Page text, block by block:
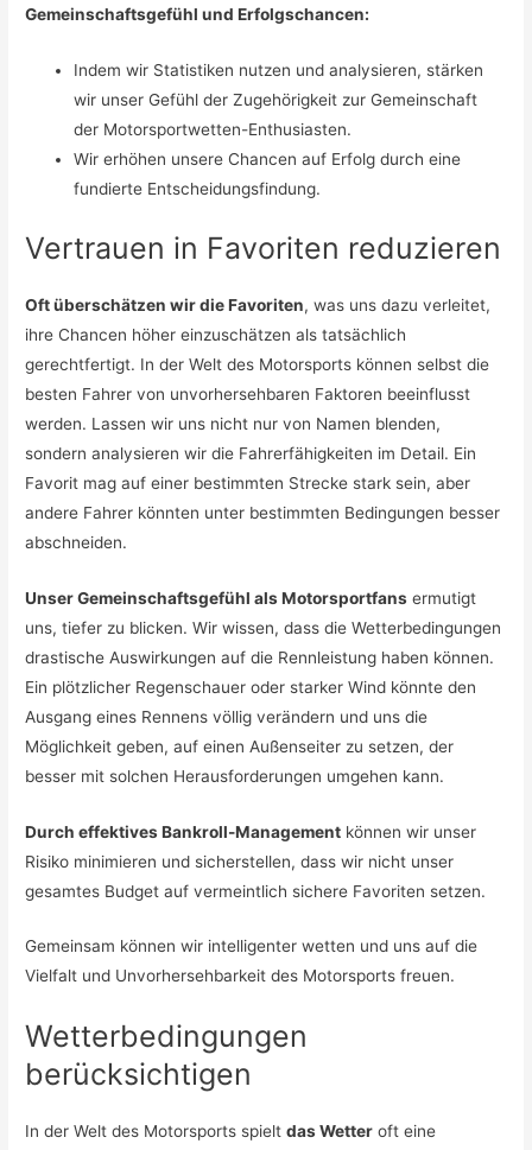
Gemeinschaftsgefühl und Erfolgschancen:
Indem wir Statistiken nutzen und analysieren, stärken
wir unser Gefühl der Zugehörigkeit zur Gemeinschaft
der Motorsportwetten-Enthusiasten.
Wir erhöhen unsere Chancen auf Erfolg durch eine
fundierte Entscheidungsfindung.
Vertrauen in Favoriten reduzieren
Oft überschätzen wir die Favoriten, was uns dazu verleitet,
ihre Chancen höher einzuschätzen als tatsächlich
gerechtfertigt. In der Welt des Motorsports können selbst die
besten Fahrer von unvorhersehbaren Faktoren beeinflusst
werden. Lassen wir uns nicht nur von Namen blenden,
sondern analysieren wir die Fahrerfähigkeiten im Detail. Ein
Favorit mag auf einer bestimmten Strecke stark sein, aber
andere Fahrer könnten unter bestimmten Bedingungen besser
abschneiden.
Unser Gemeinschaftsgefühl als Motorsportfans ermutigt
uns, tiefer zu blicken. Wir wissen, dass die Wetterbedingungen
drastische Auswirkungen auf die Rennleistung haben können.
Ein plötzlicher Regenschauer oder starker Wind könnte den
Ausgang eines Rennens völlig verändern und uns die
Möglichkeit geben, auf einen Außenseiter zu setzen, der
besser mit solchen Herausforderungen umgehen kann.
Durch effektives Bankroll-Management können wir unser
Risiko minimieren und sicherstellen, dass wir nicht unser
gesamtes Budget auf vermeintlich sichere Favoriten setzen.
Gemeinsam können wir intelligenter wetten und uns auf die
Vielfalt und Unvorhersehbarkeit des Motorsports freuen.
Wetterbedingungen
berücksichtigen
In der Welt des Motorsports spieltdas Wetter oft eine